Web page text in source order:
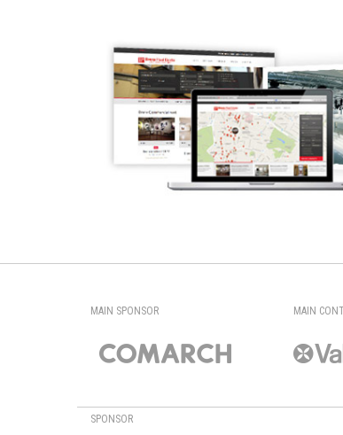
MAIN SPONSOR MAIN
SPONSOR